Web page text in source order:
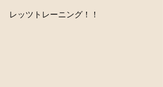
レッツトレーニング！！